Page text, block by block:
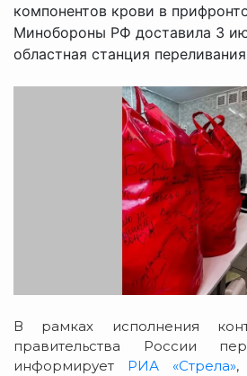
компонентов крови в
Минобороны РФ доставила 3
областная станция
В рамках исполнения
правительства России
информирует РИА «Стрела»,